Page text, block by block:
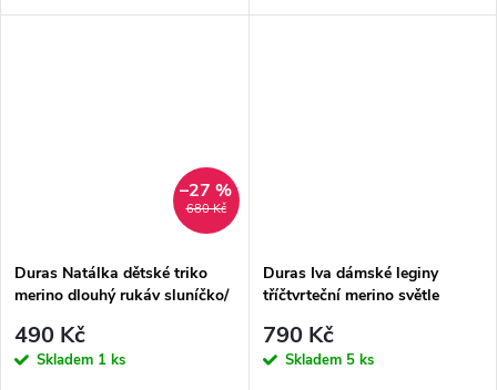
680 Kč
–27 %
Duras Natálka dětské triko
merino dlouhý rukáv sluníčko/
490 Kč
Skladem 1 ks
Duras Iva dámské leginy
tříčtvrteční merino světle
790 Kč
Skladem 5 ks